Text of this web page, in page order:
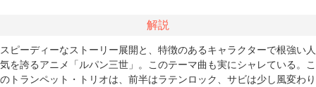
解説
スピーディーなストーリー展開と、特徴のあるキャラクターで根強い人
気を誇るアニメ「ルパン三世」。このテーマ曲も実にシャレている。こ
のトランペット・トリオは、前半はラテンロック、サビは少し風変わり